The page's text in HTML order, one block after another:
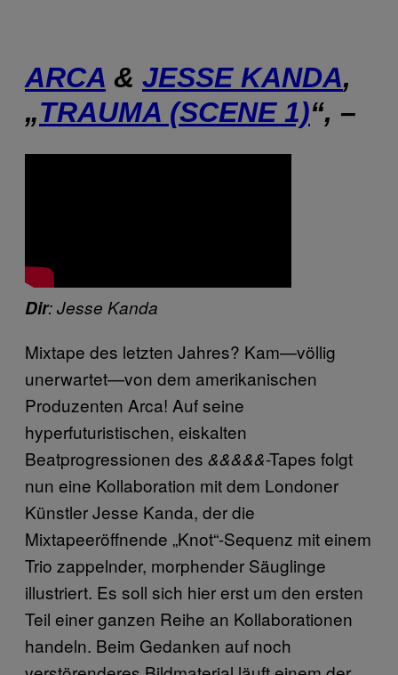
ARCA & JESSE KANDA,
„TRAUMA (SCENE 1)“, –
Dir: Jesse Kanda
Mixtape des letzten Jahres? Kam—völlig
unerwartet—von dem amerikanischen
Produzenten Arca! Auf seine
hyperfuturistischen, eiskalten
Beatprogressionen des &&&&&-Tapes folgt
nun eine Kollaboration mit dem Londoner
Künstler Jesse Kanda, der die
Mixtapeeröffnende „Knot“-Sequenz mit einem
Trio zappelnder, morphender Säuglinge
illustriert. Es soll sich hier erst um den ersten
Teil einer ganzen Reihe an Kollaborationen
handeln. Beim Gedanken auf noch